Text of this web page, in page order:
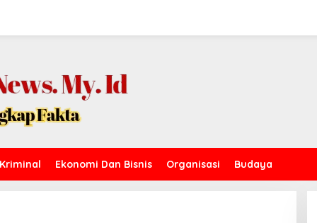
Ekonomi Dan Bisnis Organisasi Budaya